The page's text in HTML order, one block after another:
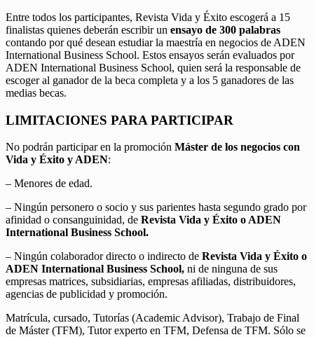
Entre todos los participantes, Revista Vida y Éxito escogerá a 15
finalistas quienes deberán escribir un ensayo de 300 palabras
contando por qué desean estudiar la maestría en negocios de ADEN
International Business School. Estos ensayos serán evaluados por
ADEN International Business School, quien será la responsable de
escoger al ganador de la beca completa y a los 5 ganadores de las
medias becas.
LIMITACIONES PARA PARTICIPAR
No podrán participar en la promoción Máster de los negocios con
Vida y Éxito y ADEN:
– Menores de edad.
– Ningún personero o socio y sus parientes hasta segundo grado por
afinidad o consanguinidad, de Revista Vida y Éxito o ADEN
International Business School.
– Ningún colaborador directo o indirecto de Revista Vida y Éxito o
ADEN International Business School, ni de ninguna de sus
empresas matrices, subsidiarias, empresas afiliadas, distribuidores,
agencias de publicidad y promoción.
Matrícula, cursado, Tutorías (Academic Advisor), Trabajo de Final
de Máster (TFM), Tutor experto en TFM, Defensa de TFM. Sólo se